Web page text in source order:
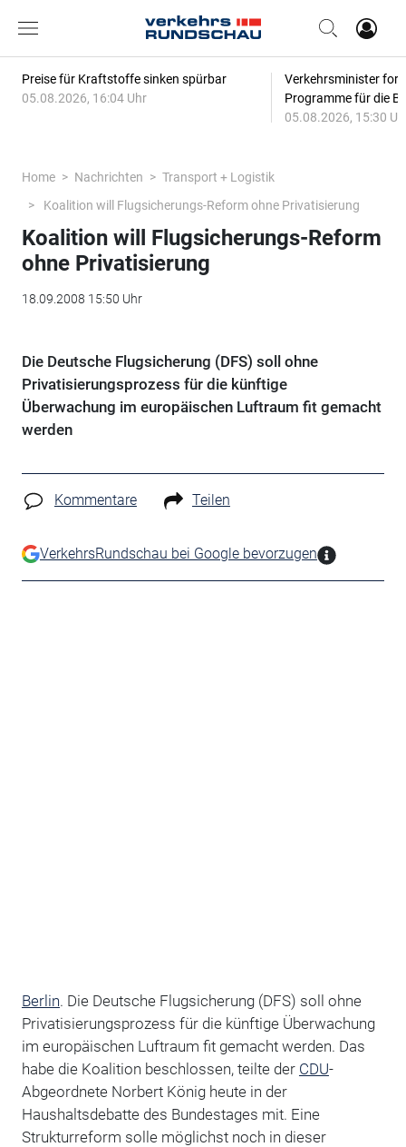
Preise für Kraftstoffe sinken spürbar
05.08.2026, 16:04 Uhr
Verkehrsminister
Programme für die
05.08.2026, 15:30
Home Nachrichten
Transport + Logistik
Koalition will Flugsicherungs-Reform ohne Privatisierung
Koalition will Flugsicherungs-Reform
ohne Privatisierung
18.09.2008 15:50 Uhr
Die Deutsche Flugsicherung (DFS) soll ohne
Privatisierungsprozess für die künftige
Überwachung im europäischen Luftraum fit gemacht
werden
Kommentare Teilen
VerkehrsRundschau bei Google bevorzugen
Berlin. Die Deutsche Flugsicherung (DFS) soll ohne
Privatisierungsprozess für die künftige Überwachung
im europäischen Luftraum fit gemacht werden. Das
habe die Koalition beschlossen, teilte der CDU-
Abgeordnete Norbert König heute in der
Haushaltsdebatte des Bundestages mit. Eine
Strukturreform solle möglichst noch in dieser